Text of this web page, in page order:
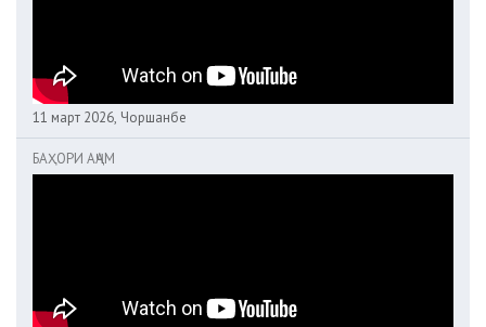
11 март 2026, Чоршанбе
БАҲОРИ АҶАМ